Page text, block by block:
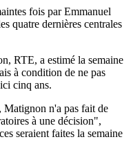
fois par Emmanuel
quatre dernières centrales
RTE, a estimé la semaine
à condition de ne pas
cinq ans.
n'a pas fait de
à une décision",
seraient faites la semaine